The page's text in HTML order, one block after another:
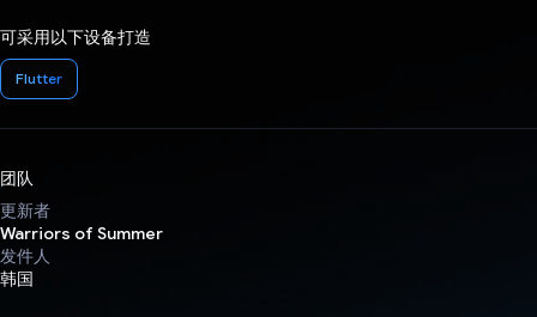
可采用以下设备打造
Flutter
团队
更新者
Warriors of Summer
发件人
韩国